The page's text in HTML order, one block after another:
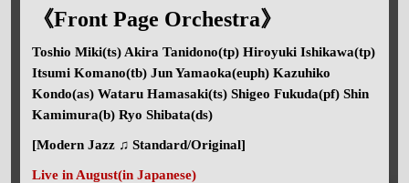
《Front Page Orchestra》
Toshio Miki(ts) Akira Tanidono(tp) Hiroyuki Ishikawa(tp)
Itsumi Komano(tb) Jun Yamaoka(euph) Kazuhiko
Kondo(as) Wataru Hamasaki(ts) Shigeo Fukuda(pf) Shin
Kamimura(b) Ryo Shibata(ds)
[Modern Jazz ♫ Standard/Original]
Live in August(in Japanese)